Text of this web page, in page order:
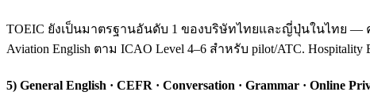
TOEIC ยังเป็นมาตรฐานอันดับ 1 ของบริษัทไทยและญี่ปุ่นในไทย — คอ
Aviation English ตาม ICAO Level 4–6 สำหรับ pilot/ATC.
5) General English · CEFR · Conversation · Grammar · Online